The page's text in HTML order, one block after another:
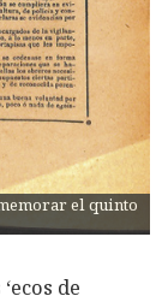
el quinto
de